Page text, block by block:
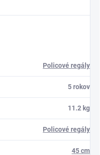
Policové regály
5 rokov
11.2 kg
Policové regály
45 cm